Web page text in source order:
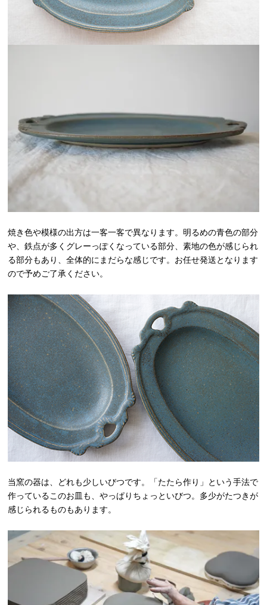
焼き色や模様の出方は一客一客で異なります。明るめの青色の部分
や、鉄点が多くグレーっぽくなっている部分、素地の色が感じられ
る部分もあり、全体的にまだらな感じです。お任せ発送となります
ので予めご了承ください。
当窯の器は、どれも少しいびつです。「たたら作り」という手法で
作っているこのお皿も、やっぱりちょっといびつ。多少がたつきが
感じられるものもあります。